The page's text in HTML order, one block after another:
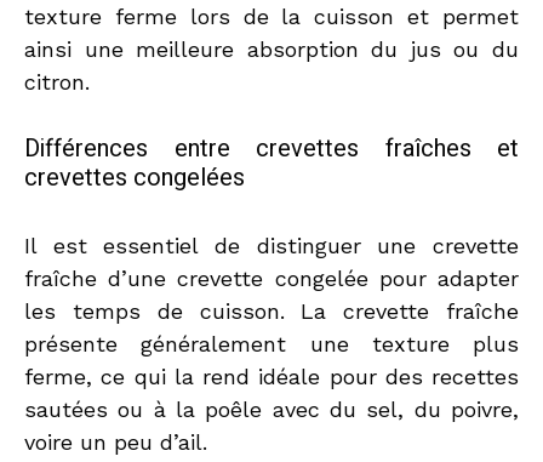
texture ferme lors de la cuisson et permet
ainsi une meilleure absorption du jus ou du
citron.
Différences entre crevettes fraîches et
crevettes congelées
Il est essentiel de distinguer une crevette
fraîche d’une crevette congelée pour adapter
les temps de cuisson. La crevette fraîche
présente généralement une texture plus
ferme, ce qui la rend idéale pour des recettes
sautées ou à la poêle avec du sel, du poivre,
voire un peu d’ail.